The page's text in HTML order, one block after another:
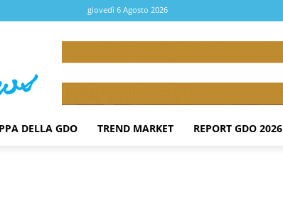
giovedì 6 Agosto 2026
DELLA GDO TREND MARKET REPORT GDO 2026